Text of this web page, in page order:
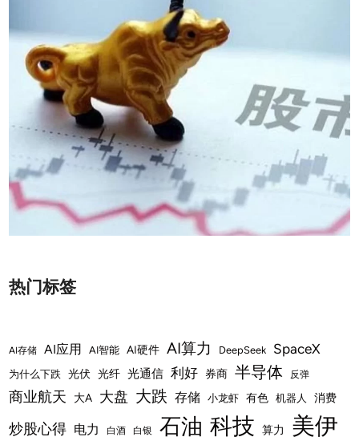
热门标签
AI存储 AI应用 AI智能 AI硬件 AI算力 DeepSeek SpaceX
为什么下跌 光伏 光纤 光通信 利好 券商 半导体 反弹
商业航天 大A 大盘 大跌 存储 小龙虾 有色 机器人 消费
炒股心得 电力 白酒 白银 石油 科技 算力 美伊